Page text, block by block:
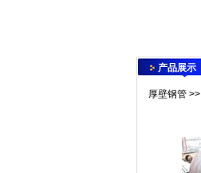
产品展示
厚壁钢管>>